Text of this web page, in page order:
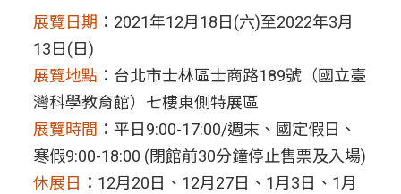
展覽日期 ：2021年12月18日(六)至2022年3月
13日(日)
展覽地點 ：台北市士林區士商路189號（國立臺
灣科學教育館）七樓東側特展區
展覽時間 ：平日9:00-17:00/週末、國定假日、
寒假9:00-18:00 (閉館前30分鐘停止售票及入場)
休展日 ：12月20日、12月27日、1月3日、1月